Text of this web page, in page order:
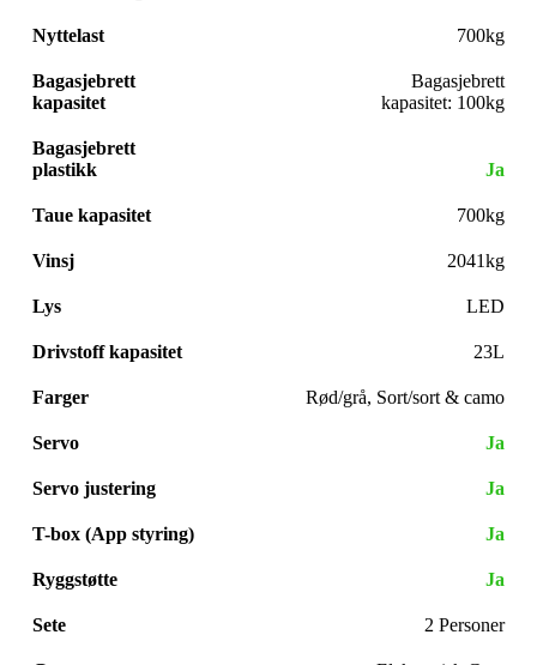
Nyttelast 700kg
Bagasjebrett
kapasitet
Bagasjebrett
kapasitet: 100kg
Bagasjebrett
plastikk
Ja
Taue kapasitet 700kg
Vinsj 2041kg
Lys LED
Drivstoff kapasitet 23L
Farger Rød/grå, Sort/sort & camo
Servo Ja
Servo justering Ja
T-box (App styring) Ja
Ryggstøtte Ja
Sete 2 Personer